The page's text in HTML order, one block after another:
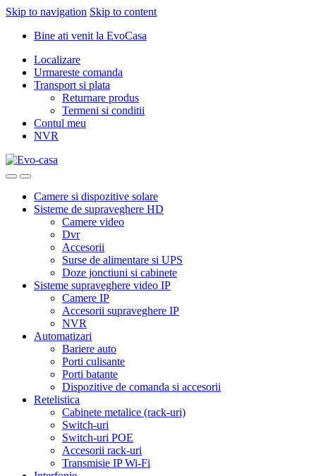
Skip to navigation Skip to content
Bine ati venit la EvoCasa
Localizare
Urmareste comanda
Transport si plata
Returnare produs
Termeni si conditii
Contul meu
NVR
Camere si dispozitive solare
Sisteme de supraveghere HD
Camere video
Dvr
Accesorii
Surse de alimentare si UPS
Doze jonctiuni si cabinete
Sisteme supraveghere video IP
Camere IP
Accesorii supraveghere IP
NVR
Automatizari
Bariere auto
Porti culisante
Porti batante
Dispozitive de comanda si accesorii
Retelistica
Cabinete metalice (rack-uri)
Switch-uri
Switch-uri POE
Accesorii rack-uri
Transmisie IP Wi-Fi